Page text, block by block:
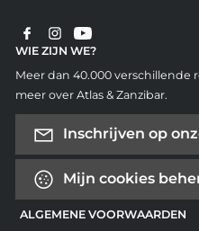
WIE ZIJN WE?
Meer dan 40.000
meer over Atlas & Zanzibar.
Inschrijven op
Mijn cookies
ALGEMENE VOORWAARDEN